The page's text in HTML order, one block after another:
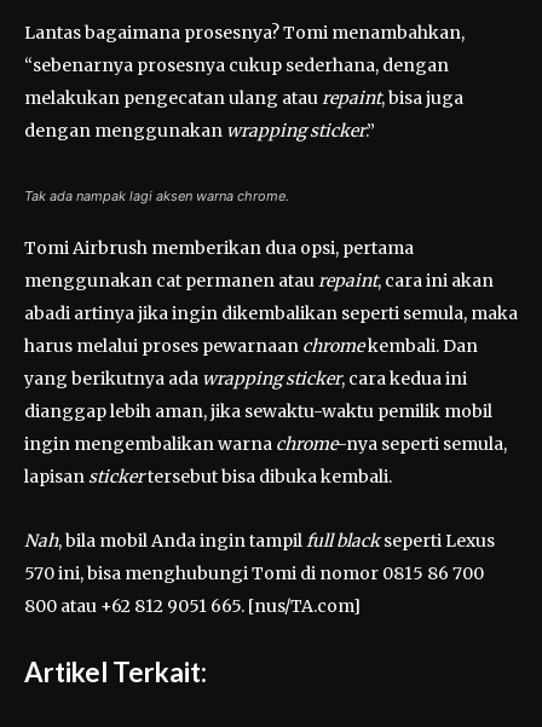
Lantas bagaimana prosesnya? Tomi menambahkan,
“sebenarnya prosesnya cukup sederhana, dengan
melakukan pengecatan ulang ataurepaint, bisa juga
dengan menggunakan wrapping sticker.”
Tak ada nampak lagi aksen warna chrome.
Tomi Airbrush memberikan dua opsi, pertama
menggunakan cat permanen ataurepaint, cara ini akan
abadi artinya jika ingin dikembalikan seperti semula, maka
harus melalui proses pewarnaan chromekembali. Dan
yang berikutnya ada wrapping sticker, cara kedua ini
dianggap lebih aman, jika sewaktu-waktu pemilik mobil
ingin mengembalikan warna chrome-nya seperti semula,
lapisanstickertersebut bisa dibuka kembali.
Nah, bila mobil Anda ingin tampilfull blackseperti Lexus
570 ini, bisa menghubungi Tomi di nomor 0815 86 700
800 atau +62 812 9051 665. [nus/TA.com]
Artikel Terkait: